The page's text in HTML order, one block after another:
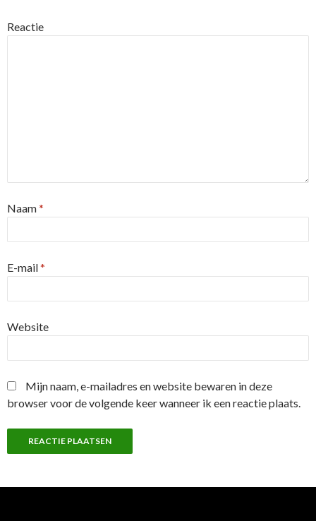
Reactie
Naam*
E-mail*
Website
Mijn naam, e-mailadres en website bewaren in deze
browser voor de volgende keer wanneer ik een reactie plaats.